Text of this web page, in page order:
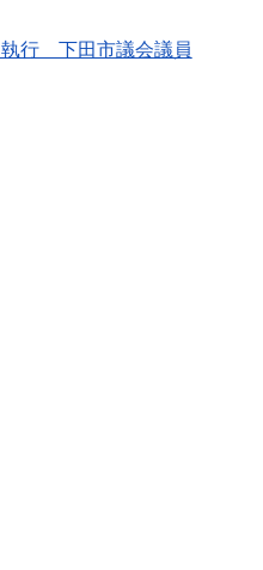
行 下田市議会議員